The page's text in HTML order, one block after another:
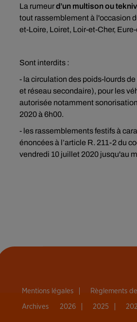
La rumeurd’un multison ou
tout rassemblement à l'occasion
et-Loire, Loiret, Loir-et-Cher,
Sont interdits :
- la circulation des poids-lourds
et réseau secondaire), pour les
autorisée notamment
2020 à 6h00.
- les rassemblements festifs à
énoncées à l’article R. 211-2 du
vendredi 10 juillet 2020 jusqu'au
Mentions légales Règlements
Archives 2026 2025